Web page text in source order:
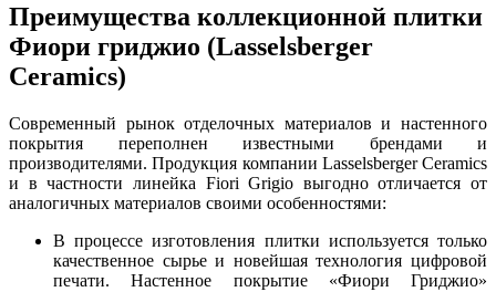
Преимущества коллекционной плитки
Фиори гриджио (Lasselsberger
Ceramics)
Современный рынок отделочных материалов и настенного
покрытия переполнен известными брендами и
производителями. Продукция компании Lasselsberger Ceramics
и в частности линейка Fiori Grigio выгодно отличается от
аналогичных материалов своими особенностями:
В процессе изготовления плитки используется только
качественное сырье и новейшая технология цифровой
печати. Настенное покрытие «Фиори Гриджио»